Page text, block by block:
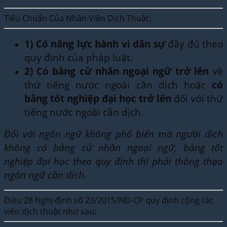
Tiêu Chuẩn Của Nhân Viên Dịch Thuật:
1) Có năng lực hành vi dân sựđầy đủ theo
quy định của pháp luật.
2) Có bằng cử nhân ngoại ngữ trở lên về
thứ tiếng nước ngoài cần dịch hoặc có
bằng tốt nghiệp đại học trở lên đối với thứ
tiếng nước ngoài cần dịch.
Đối với ngôn ngữ không phổ biến mà người dịch
không có bằng cử nhân ngoại ngữ, bằng tốt
nghiệp đại học theo quy định thì phải thông thạo
ngôn ngữ cần dịch.
Điều 28 Nghị định số 23/2015/NĐ-CP quy định cộng tác
viên dịch thuật như sau: